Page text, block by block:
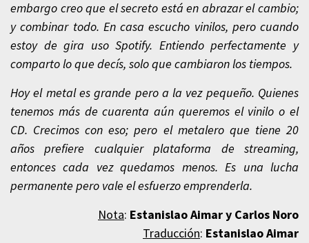
embargo creo que el secreto está en abrazar el cambio;
y combinar todo. En casa escucho vinilos, pero cuando
estoy de gira uso Spotify. Entiendo perfectamente y
comparto lo que decís, solo que cambiaron los tiempos.
Hoy el metal es grande pero a la vez pequeño. Quienes
tenemos más de cuarenta aún queremos el vinilo o el
CD. Crecimos con eso; pero el metalero que tiene 20
años prefiere cualquier plataforma de streaming,
entonces cada vez quedamos menos. Es una lucha
permanente pero vale el esfuerzo emprenderla.
Nota: Estanislao Aimar y Carlos Noro
Traducción: Estanislao Aimar